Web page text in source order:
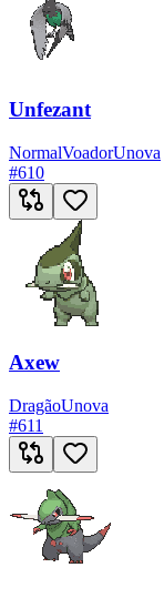
Unfezant
NormalVoadorUnova
#610
Axew
DragãoUnova
#611